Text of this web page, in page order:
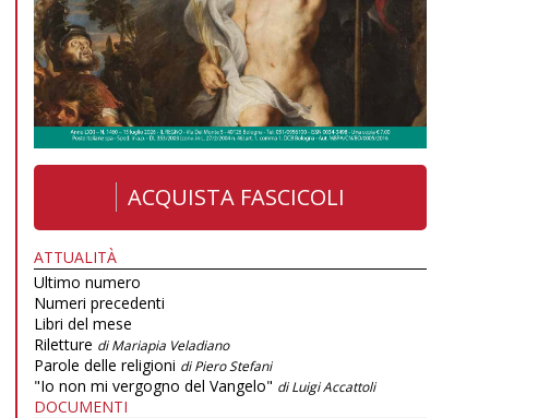
ACQUISTA FASCICOLI
ATTUALITÀ
Ultimo numero
Numeri precedenti
Libri del mese
Riletture di Mariapia Veladiano
Parole delle religioni di Piero Stefani
"Io non mi vergogno del Vangelo" di Luigi Accattoli
DOCUMENTI